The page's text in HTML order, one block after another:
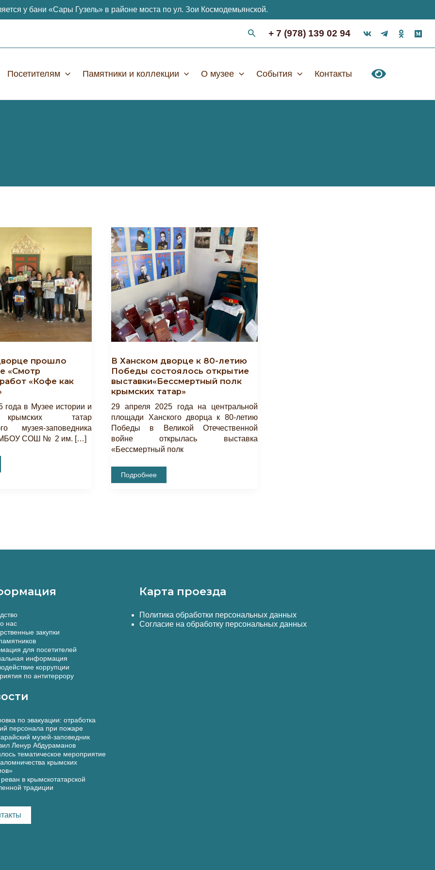
у бани «Сары Гузель» в районе моста по ул. Зои Космодемьянской.
+ 7 (978) 139 02 94
Посетителям Памятники и коллекции О музее События Контакты
прошло
«Смотр
«Кофе как
года в Музее истории и
татар
музея-заповедника
МБОУ СОШ № 2 им. […]
В Ханском дворце к 80-летию
Победы состоялось открытие
выставки«Бессмертный полк
крымских татар»
29 апреля 2025 года на центральной
площади Ханского дворца к 80-летию
Победы в Великой Отечественной
войне открылась выставка
«Бессмертный полк
В
Ханском
Крымских
Подробнее
нас
закупки
для посетителей
информация
коррупции
по антитеррору
по эвакуации: отработка
персонала при пожаре
музей-заповедник
Ленур Абдураманов
тематическое мероприятие
крымских
в крымскотатарской
традиции
Карта проезда
Политика обработки персональных данных
Согласие на обработку персональных данных